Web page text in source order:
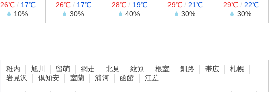
26℃/ 17℃
10%
26℃/ 17℃
30%
28℃/ 19℃
40%
29℃/ 21℃
30%
29℃/ 22℃
30%
稚内 旭川 留萌 網走 北見 紋別 根室 釧路 帯広
札幌
岩見沢
倶知安 室蘭 浦河 函館 江差